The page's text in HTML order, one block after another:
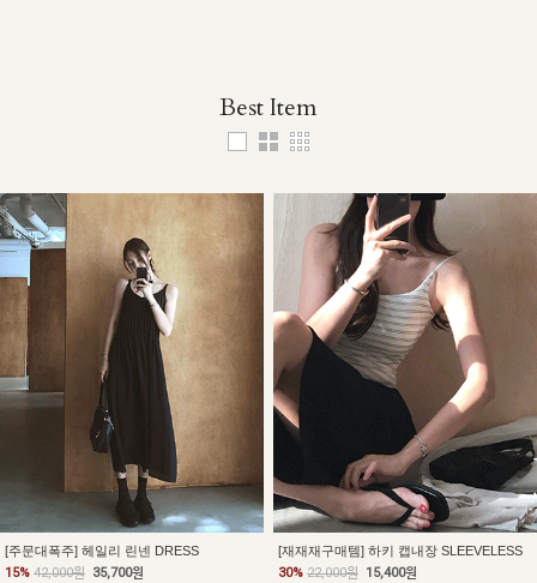
Best Item
[주문대폭주] 헤일리 린넨 DRESS
15% 42,000원 35,700원
[재재재구매템] 하키 캡내장 SLEEVELESS
30% 22,000원 15,400원